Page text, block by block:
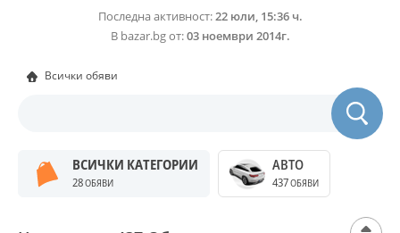
Последна активност:22 юли, 15:36 ч.
В bazar.bg от:03 ноември 2014г.
Всички обяви
ВСИЧКИ КАТЕГОРИИ
28ОБЯВИ
АВТО
437ОБЯВИ